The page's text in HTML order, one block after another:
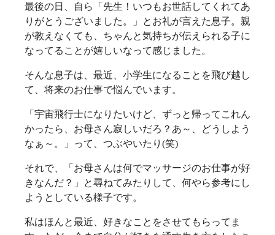
最後の日、自ら「先生！いつもお世話してくれてあ
りがとうございました。」とお礼が言えた息子。親
が教えなくても、ちゃんと気持ちが伝えられる子に
なってることが嬉しいなって感じました。
そんな息子は、最近、小学生になることを飛び越し
て、将来のお仕事で悩んでいます。
「宇宙飛行士になりたいけど、ずっと帰ってこれん
かったら、お母さん寂しいだろ？あ～、どうしよう
なぁ～。」って、つぶやいたり(笑)
それで、「お母さんは何でマッサージのお仕事が好
きなんだ？」と尋ねてみたりして、何やら参考にし
ようとしている様子です。
私はほんと最近、好きなことをさせてもらってま